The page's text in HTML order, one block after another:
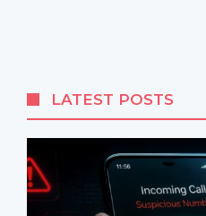
LATEST POSTS